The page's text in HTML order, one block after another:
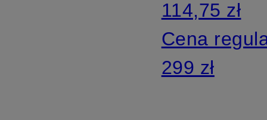
114,75 zł
Cena
299 zł